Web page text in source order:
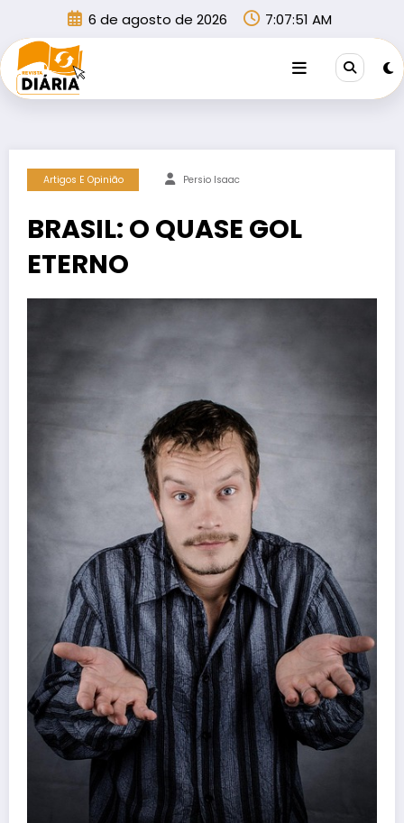
conteúdo
6 de agosto de 2026 7:07:51 AM
Artigos E Opinião Persio Isaac
BRASIL: O QUASE GOL
ETERNO